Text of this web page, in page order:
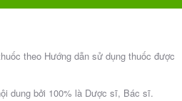
theo Hướng dẫn sử dụng thuốc được
dung bởi 100% là Dược sĩ, Bác sĩ.